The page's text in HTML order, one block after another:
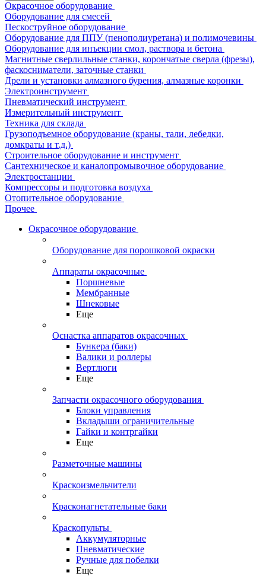
Окрасочное оборудование
Оборудование для смесей
Пескоструйное оборудование
Оборудование для ППУ (пенополиуретана) и полимочевины
Оборудование для инъекции смол, раствора и бетона
Магнитные сверлильные станки, корончатые сверла (фрезы),
фаскосниматели, заточные станки
Дрели и установки алмазного бурения, алмазные коронки
Электроинструмент
Пневматический инструмент
Измерительный инструмент
Техника для склада
Грузоподъемное оборудование (краны, тали, лебедки,
домкраты и т.д.)
Строительное оборудование и инструмент
Сантехническое и каналопромывочное оборудование
Электростанции
Компрессоры и подготовка воздуха
Отопительное оборудование
Прочее
Окрасочное оборудование
Оборудование для порошковой окраски
Аппараты окрасочные
Поршневые
Мембранные
Шнековые
Еще
Оснастка аппаратов окрасочных
Бункера (баки)
Валики и роллеры
Вертлюги
Еще
Запчасти окрасочного оборудования
Блоки управления
Вкладыши ограничительные
Гайки и контргайки
Еще
Разметочные машины
Краскоизмельчители
Красконагнетательные баки
Краскопульты
Аккумуляторные
Пневматические
Ручные для побелки
Еще